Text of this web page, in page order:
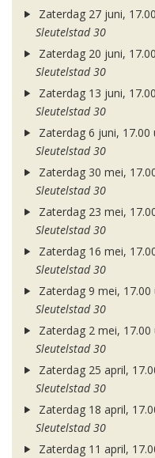
Zaterdag 27 juni,
Sleutelstad 30
Zaterdag 20 juni,
Sleutelstad 30
Zaterdag 13 juni,
Sleutelstad 30
Zaterdag 6 juni, 17.00
Sleutelstad 30
Zaterdag 30 mei,
Sleutelstad 30
Zaterdag 23 mei,
Sleutelstad 30
Zaterdag 16 mei,
Sleutelstad 30
Zaterdag 9 mei, 17.00
Sleutelstad 30
Zaterdag 2 mei, 17.00
Sleutelstad 30
Zaterdag 25 april,
Sleutelstad 30
Zaterdag 18 april,
Sleutelstad 30
Zaterdag 11 april,